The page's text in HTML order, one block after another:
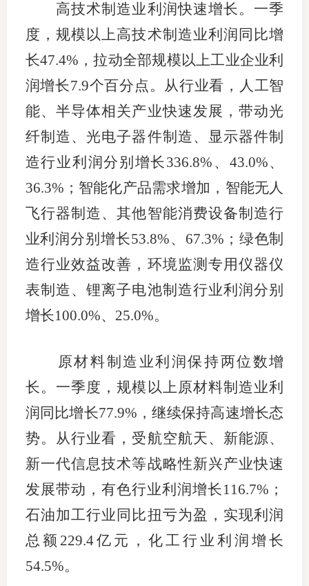
高技术制造业利润快速增长。一季
度，规模以上高技术制造业利润同比增
长47.4%，拉动全部规模以上工业企业利
润增长7.9个百分点。从行业看，人工智
能、半导体相关产业快速发展，带动光
纤制造、光电子器件制造、显示器件制
造行业利润分别增长336.8%、43.0%、
36.3%；智能化产品需求增加，智能无人
飞行器制造、其他智能消费设备制造行
业利润分别增长53.8%、67.3%；绿色制
造行业效益改善，环境监测专用仪器仪
表制造、锂离子电池制造行业利润分别
增长100.0%、25.0%。
原材料制造业利润保持两位数增
长。一季度，规模以上原材料制造业利
润同比增长77.9%，继续保持高速增长态
势。从行业看，受航空航天、新能源、
新一代信息技术等战略性新兴产业快速
发展带动，有色行业利润增长116.7%；
石油加工行业同比扭亏为盈，实现利润
总额229.4亿元，化工行业利润增长
54.5%。